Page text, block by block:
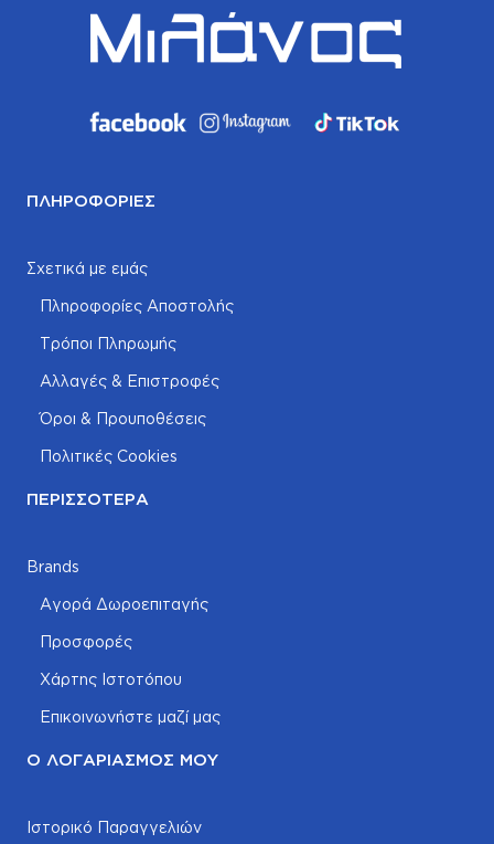
ΠΛΗΡΟΦΟΡΊΕΣ
Σχετικά με εμάς
Πληροφορίες Αποστολής
Τρόποι Πληρωμής
Αλλαγές & Επιστροφές
Όροι & Προυποθέσεις
Πολιτικές Cookies
ΠΕΡΙΣΣΌΤΕΡΑ
Brands
Αγορά Δωροεπιταγής
Προσφορές
Χάρτης Ιστοτόπου
Επικοινωνήστε μαζί μας
Ο ΛΟΓΑΡΙΑΣΜΌΣ ΜΟΥ
Ιστορικό Παραγγελιών